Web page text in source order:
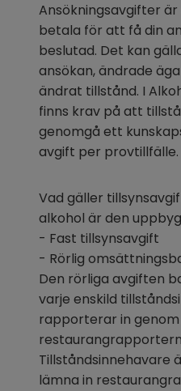
Ansökningsavgifter
betala för att få din
beslutad. Det kan
ansökan, ändrade
ändrat tillstånd. I
finns krav på att
genomgå ett
avgift per provtillfälle.
Vad gäller
alkohol är den
- Fast tillsynsavgift
- Rörlig
Den rörliga avgiften
varje enskild
rapporterar in genom
Tillståndsinnehavare
lämna in